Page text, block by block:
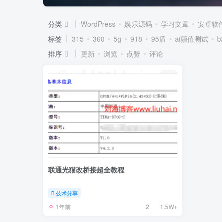
分类 WordPress 娱乐源码 学习文章
安卓软
标签
315 360 5g 918 95盾 ai颜值测试
排序
更新 浏览 点赞 评论
联通光猫改桥接超全教程
技术分享
1年前 2 1.5W+